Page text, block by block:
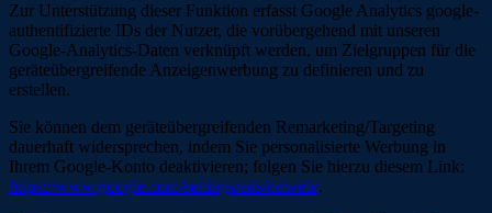
Zur Unterstützung dieser Funktion erfasst Google Analytics google-
authentifizierte IDs der Nutzer, die vorübergehend mit unseren
Google-Analytics-Daten verknüpft werden, um Zielgruppen für die
geräteübergreifende Anzeigenwerbung zu definieren und zu
erstellen.
Sie können dem geräteübergreifenden Remarketing/Targeting
dauerhaft widersprechen, indem Sie personalisierte Werbung in
Ihrem Google-Konto deaktivieren; folgen Sie hierzu diesem Link:
https://www.google.com/settings/ads/onweb/.